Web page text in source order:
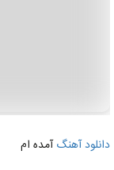
دانلود آهنگآمده ام